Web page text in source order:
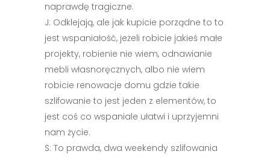
naprawdę tragiczne.
J: Odklejają, ale jak kupicie porządne to to
jest wspaniałość, jeżeli robicie jakieś małe
projekty, robienie nie wiem, odnawianie
mebli własnoręcznych, albo nie wiem
robicie renowacje domu gdzie takie
szlifowanie to jest jeden z elementów, to
jest coś co wspaniale ułatwi i uprzyjemni
nam życie.
S: To prawda, dwa weekendy szlifowania